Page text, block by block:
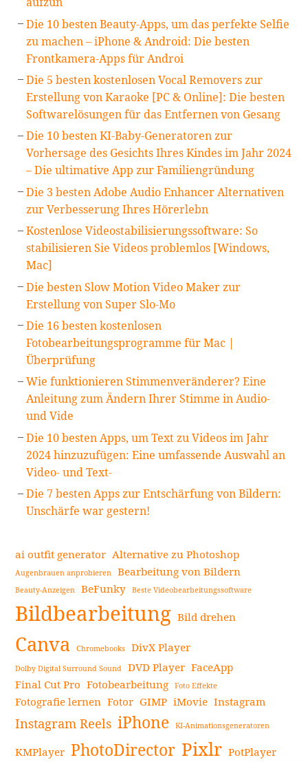
Die 10 besten Beauty-Apps, um das perfekte Selfie
zu machen – iPhone & Android: Die besten
Frontkamera-Apps für Androi
Die 5 besten kostenlosen Vocal Removers zur
Erstellung von Karaoke [PC & Online]: Die besten
Softwarelösungen für das Entfernen von Gesang
Die 10 besten KI-Baby-Generatoren zur
Vorhersage des Gesichts Ihres Kindes im Jahr 2024
– Die ultimative App zur Familiengründung
Die 3 besten Adobe Audio Enhancer Alternativen
zur Verbesserung Ihres Hörerlebn
Kostenlose Videostabilisierungssoftware: So
stabilisieren Sie Videos problemlos [Windows,
Mac]
Die besten Slow Motion Video Maker zur
Erstellung von Super Slo-Mo
Die 16 besten kostenlosen
Fotobearbeitungsprogramme für Mac |
Überprüfung
Wie funktionieren Stimmenveränderer? Eine
Anleitung zum Ändern Ihrer Stimme in Audio-
und Vide
Die 10 besten Apps, um Text zu Videos im Jahr
2024 hinzuzufügen: Eine umfassende Auswahl an
Video- und Text-
Die 7 besten Apps zur Entschärfung von Bildern:
Unschärfe war gestern!
ai outfit generator Alternative zu Photoshop
Augenbrauen anprobieren Bearbeitung von Bildern
Beauty-Anzeigen BeFunky Beste Videobearbeitungssoftware
Bildbearbeitung Bild drehen
Canva Chromebooks DivX Player
Dolby Digital Surround Sound DVD Player FaceApp
Final Cut Pro Fotobearbeitung Foto Effekte
Fotografie lernen Fotor GIMP iMovie Instagram
Instagram Reels iPhone KI-Animationsgeneratoren
KMPlayer PhotoDirector Pixlr PotPlayer